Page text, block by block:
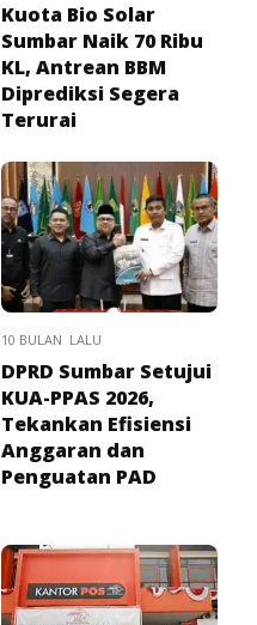
Kuota Bio Solar
Sumbar Naik 70 Ribu
KL, Antrean BBM
Diprediksi Segera
Terurai
10 BULAN LALU
DPRD Sumbar Setujui
KUA-PPAS 2026,
Tekankan Efisiensi
Anggaran dan
Penguatan PAD